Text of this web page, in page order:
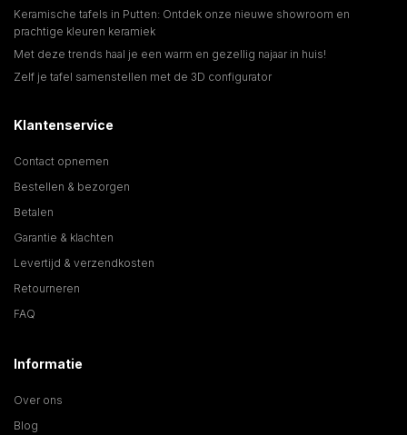
Keramische tafels in Putten: Ontdek onze nieuwe showroom en
prachtige kleuren keramiek
Met deze trends haal je een warm en gezellig najaar in huis!
Zelf je tafel samenstellen met de 3D configurator
Klantenservice
Contact opnemen
Bestellen & bezorgen
Betalen
Garantie & klachten
Levertijd & verzendkosten
Retourneren
FAQ
Informatie
Over ons
Blog